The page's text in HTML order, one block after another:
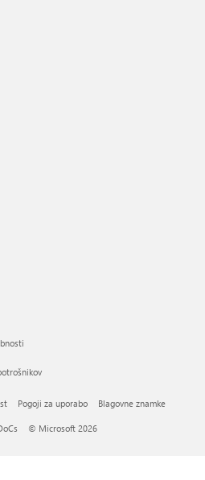
Pogoji za uporabo Blagovne znamke
© Microsoft 2026